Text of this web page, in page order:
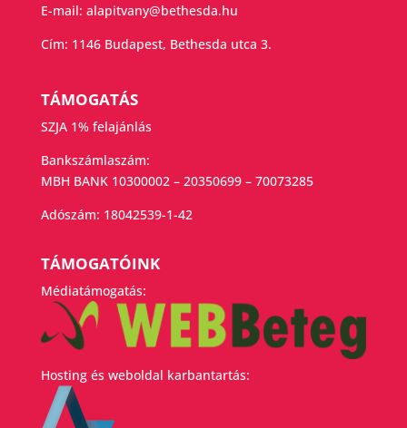
E-mail: alapitvany@bethesda.hu
Cím: 1146 Budapest, Bethesda utca 3.
TÁMOGATÁS
SZJA 1% felajánlás
Bankszámlaszám:
MBH BANK 10300002 – 20350699 – 70073285
Adószám: 18042539-1-42
TÁMOGATÓINK
Médiatámogatás:
Hosting és weboldal karbantartás: